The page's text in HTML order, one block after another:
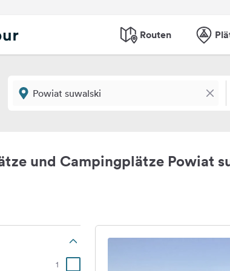
Routen
und Campingplätze Powiat
1